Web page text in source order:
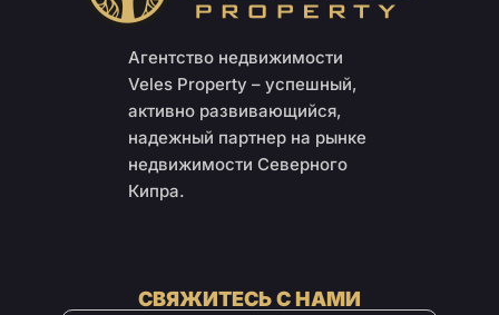
Агентство недвижимости
Veles Property – успешный,
активно развивающийся,
надежный партнер на рынке
недвижимости Северного
Кипра.
СВЯЖИТЕСЬ С НАМИ